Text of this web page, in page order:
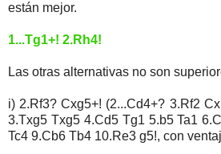
están mejor.
1...Tg1+! 2.Rh4!
Las otras alternativas no son
i) 2.Rf3? Cxg5+! (2...Cd4+? 3.Rf2
3.Txg5 Txg5 4.Cd5 Tg1 5.b5 Ta1
Tc4 9.Cb6 Tb4 10.Re3 g5!, con